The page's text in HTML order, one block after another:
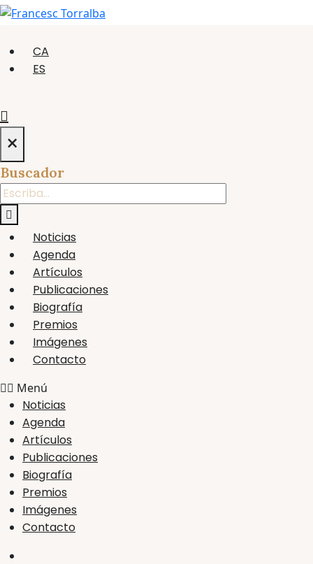
CA
ES
×
Buscador
Noticias
Agenda
Artículos
Publicaciones
Biografía
Premios
Imágenes
Contacto
Menú
Noticias
Agenda
Artículos
Publicaciones
Biografía
Premios
Imágenes
Contacto